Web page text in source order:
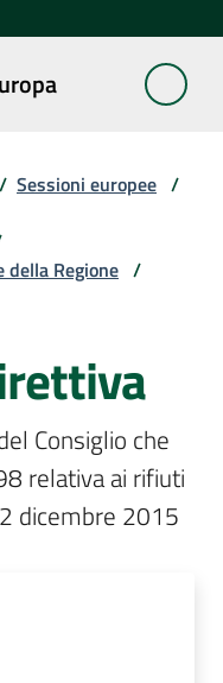
/ Sessioni europee /
della Regione /
Consiglio che
relativa ai rifiuti
dicembre 2015